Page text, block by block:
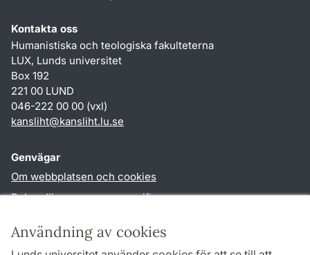
Användning av cookies
Kontakta oss
Humanistiska och teologiska fakulteterna
LUX, Lunds universitet
Box 192
221 00 LUND
046-222 00 00 (vxl)
kansliht@kansliht.lu.se
Genvägar
Om webbplatsen och cookies
Behandling av personuppgifter
TYPO3-login